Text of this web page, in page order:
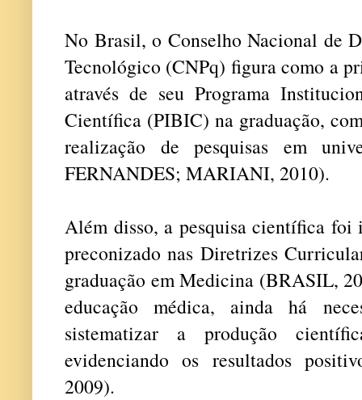
No Brasil, o Conselho Nacional de
Tecnológico (CNPq) figura como a
através de seu Programa
Científica (PIBIC) na graduação,
realização de pesquisas em
FERNANDES; MARIANI, 2010).
Além disso, a pesquisa científica foi
preconizado nas Diretrizes
graduação em Medicina (BRASIL,
educação médica, ainda há
sistematizar a produção
evidenciando os resultados
2009).